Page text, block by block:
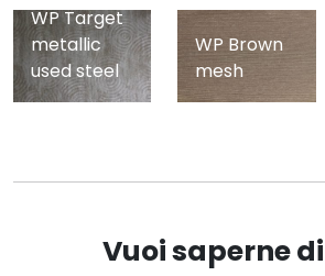
WP Target
metallic
used steel
WP Brown
mesh
Vuoi saperne